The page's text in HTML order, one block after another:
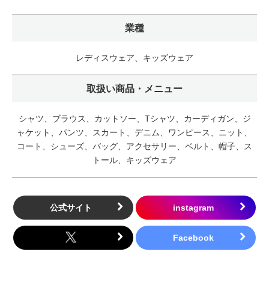
業種
レディスウェア、キッズウェア
取扱い商品・メニュー
シャツ、ブラウス、カットソー、Tシャツ、カーディガン、ジ
ャケット、パンツ、スカート、デニム、ワンピース、ニット、
コート、シューズ、バッグ、アクセサリー、ベルト、帽子、ス
トール、キッズウェア
公式サイト